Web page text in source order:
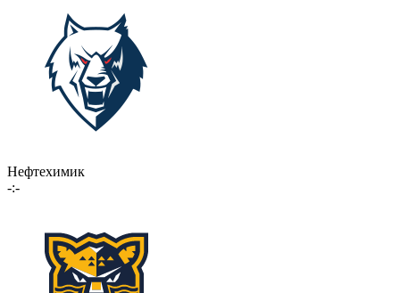
Нефтехимик
-:-